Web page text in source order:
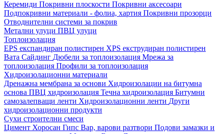
Керемиди Покривни плоскости Покривни аксесоари
Подпокривни материали - фолиа, хартия Покривни прозорци
Отводнителни системи за покрив
Метални улуци ПВЦ улуци
Топлоизолация
EPS експандиран полистирен XPS екструдиран полистирен
Вата Сайдинг Дюбели за топлоизолация Мрежа за
топлоизолация Профили за топлоизолация
Хидроизолационни материали
Дренажна мембрана за основи Хидроизолации на битумна
основа ПВЦ хидроизолация Течна хидроизолация Битумни
самозалепващи ленти Хидроизолационни ленти Други
хидроизолационни продукти
Сухи строителни смеси
Цимент Хоросан Гипс Вар, варови разтвори Подови замазки и